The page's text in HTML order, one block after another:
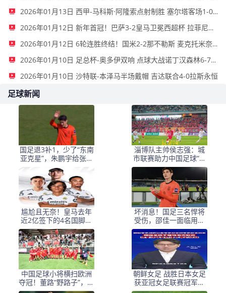
2026年01月13日 西甲-马科斯·阿隆索点射制胜 塞尔塔客场1-0塞维利亚
2026年01月12日 新年首冠！巴萨3-2皇马卫冕西超杯 拉菲尼亚双响维尼修斯一条龙
2026年01月12日 6轮连胜终结！国米2-2那不勒斯 麦克托米奈双响恰20点射孔蒂染红
2026年01月10日 足总杯-奥多伊双响 点球大战诺丁汉森林6-7雷克瑟姆
2026年01月10日 沙特联-本泽马半场戴帽 吉达联合4-0拉斯永恒
足球新闻
国足退3补1，少了“东南
亚克星”，朱鹏宇给张玉
宁当替补 防线不稳
淄博队主帅侯志强：城
市联赛助力中国足球“基
础建设”｜专访
尴尬且无奈！皇马去年
近2亿签下的4名国脚新
援，今夏均无缘世界杯
坏消息！国足三名悍将
受伤，邵佳一面临用人
荒，武磊也难出场
中国足球小将横扫欧洲
夺冠！董路“野路子”，撕
开了谁的遮羞布？
朝鲜女足 战胜日本女足
获亚冠女足联赛冠军李
在明 发文祝贺